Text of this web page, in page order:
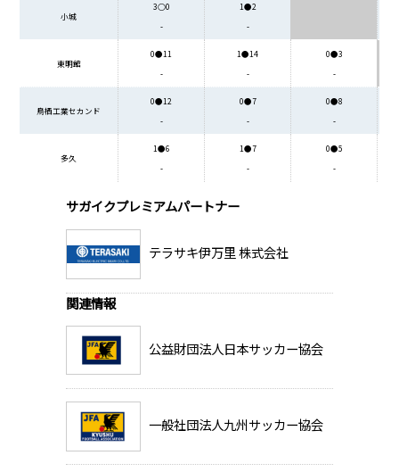
小城
3○0
-
1●2
-
東明館
0●11
-
1●14
-
0●3
-
鳥栖工業セカンド
0●12
-
0●7
-
0●8
-
多久
1●6
-
1●7
-
0●5
-
サガイクプレミアムパートナー
テラサキ伊万里 株式会社
関連情報
公益財団法人日本サッカー協会
一般社団法人九州サッカー協会